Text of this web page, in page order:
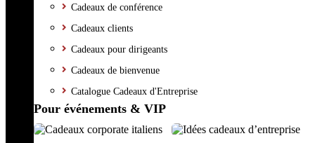
Cadeaux de conférence
Cadeaux clients
Cadeaux pour dirigeants
Cadeaux de bienvenue
Catalogue Cadeaux d'Entreprise
Pour événements & VIP